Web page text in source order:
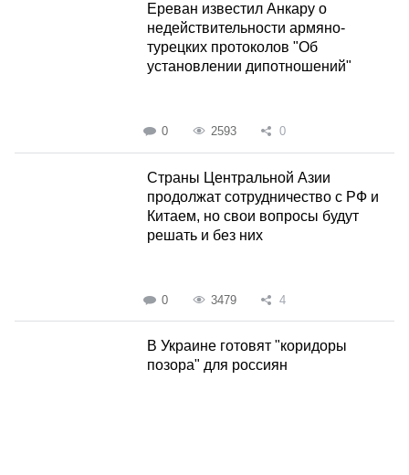
Ереван известил Анкару о
недействительности армяно-
турецких протоколов "Об
установлении дипотношений"
0 2593 0
Страны Центральной Азии
продолжат сотрудничество с РФ и
Китаем, но свои вопросы будут
решать и без них
0 3479 4
В Украине готовят "коридоры
позора" для россиян